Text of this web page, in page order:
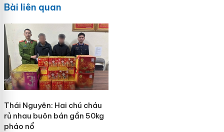
Bài liên quan
Thái Nguyên: Hai chú cháu
rủ nhau buôn bán gần 50kg
pháo nổ